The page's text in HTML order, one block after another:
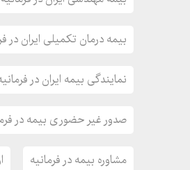
بیمه درمان تکمیلی ایران در
نمایندگی بیمه ایران در
صدور غیر حضوری بیمه در
مشاوره بیمه در فرمانیه